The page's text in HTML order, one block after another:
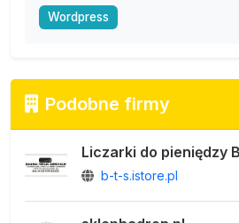
Wordpress
Podobne firmy
Liczarki do pieniędzy
b-t-s.istore.pl